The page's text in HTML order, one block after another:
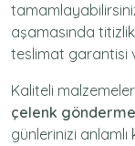
aşamasında
teslimat garantisi
Kaliteli
çelenk gönderme
günlerinizi anlamlı